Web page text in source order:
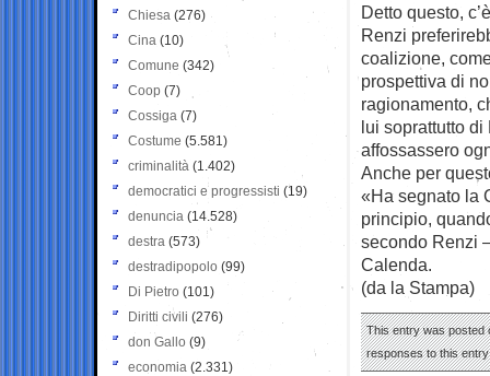
Detto questo,
Renzi
coalizione,
prospettiva di
ragionamento,
lui soprattutto
affossassero
Anche per
«Ha segnato la
principio,
secondo Renzi
Calenda.
(da la Stampa)
This entry was posted
responses to this
Chiesa (276)
Cina (10)
Comune (342)
Coop (7)
Cossiga (7)
Costume (5.581)
criminalità (1.402)
democratici e progressisti (19)
denuncia (14.528)
destra (573)
destradipopolo (99)
Di Pietro (101)
Diritti civili (276)
don Gallo (9)
economia (2.331)